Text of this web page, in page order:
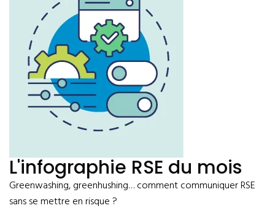
L'infographie RSE du mois
Greenwashing, greenhushing… comment communiquer RSE
sans se mettre en risque ?